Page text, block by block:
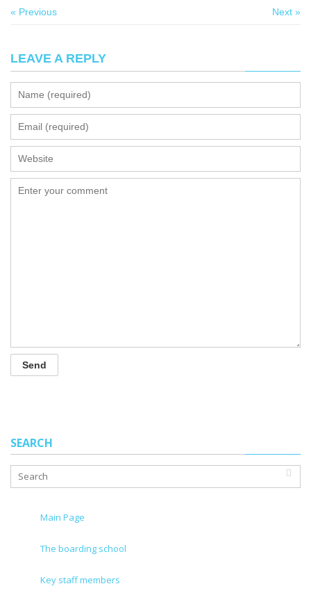
« Previous Next »
LEAVE A REPLY
SEARCH
Main Page
The boarding school
Key staff members